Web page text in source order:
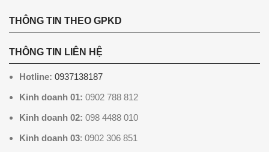
THÔNG TIN THEO GPKD
THÔNG TIN LIÊN HỆ
Hotline: 0937138187
Kinh doanh 01: 0902 788 812
Kinh doanh 02: 098 4488 010
Kinh doanh 03: 0902 306 851